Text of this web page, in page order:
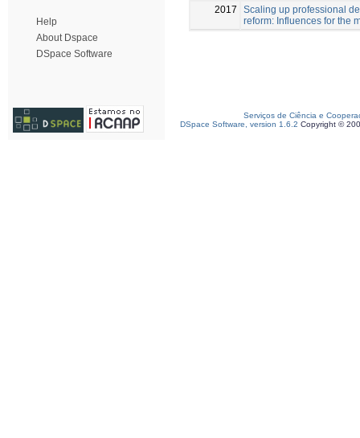
Help
About Dspace
DSpace Software
2017
Scaling up professional
reform: Influences for the
Serviços de Ciência e
DSpace Software, version 1.6.2 Copyright ©